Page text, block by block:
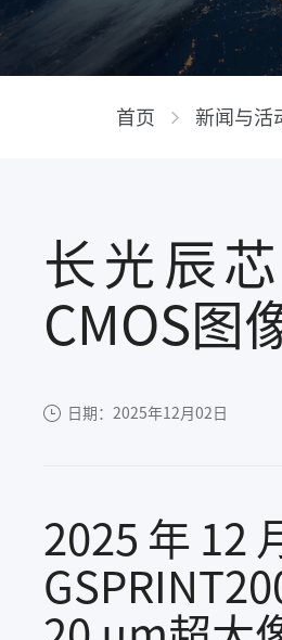
首页 新闻与活
长光辰
CMOS图
日期：2025年12月02日
2025年12